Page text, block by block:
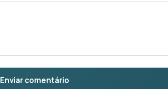
Enviar comentário